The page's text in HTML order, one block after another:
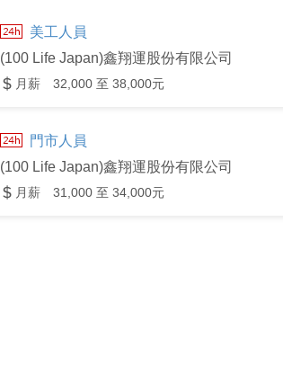
美工人員
(100 Life Japan)鑫翔運股份有限公司
月薪 32,000 至 38,000元
門市人員
(100 Life Japan)鑫翔運股份有限公司
月薪 31,000 至 34,000元